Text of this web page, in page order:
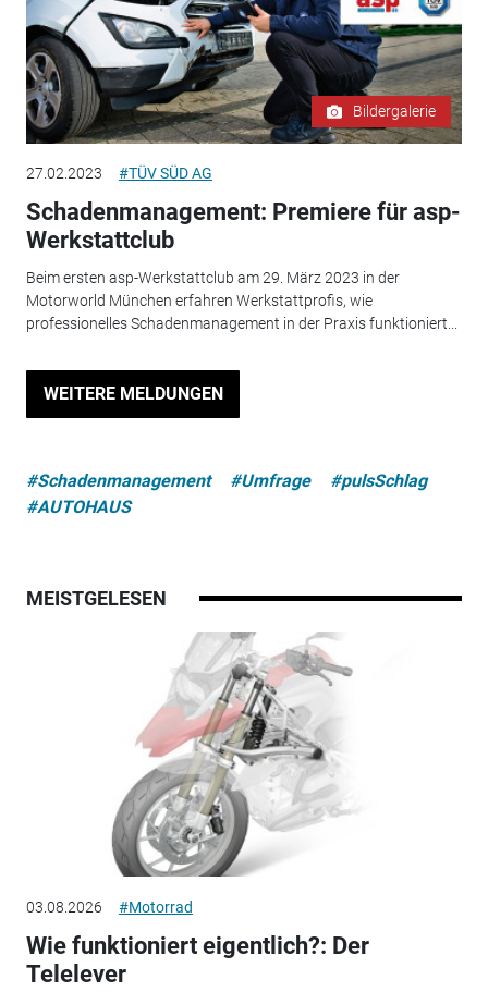
Bildergalerie
27.02.2023 #TÜV SÜD AG
Schadenmanagement: Premiere für asp-
Werkstattclub
Beim ersten asp-Werkstattclub am 29. März 2023 in der
Motorworld München erfahren Werkstattprofis, wie
professionelles Schadenmanagement in der Praxis funktioniert...
WEITERE MELDUNGEN
#Schadenmanagement #Umfrage
#pulsSchlag
#AUTOHAUS
MEISTGELESEN
03.08.2026 #Motorrad
Wie funktioniert eigentlich?: Der
Telelever